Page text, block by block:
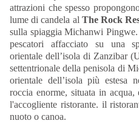
attrazioni che spesso
lume di candela al The Rock
sulla spiaggia Michanwi
pescatori affacciato su una
orientale dell’isola di Zanzibar
settentrionale della penisola di
orientale dell’isola più estesa
roccia enorme, situata in
l'accogliente ristorante. il
nuoto o canoa.